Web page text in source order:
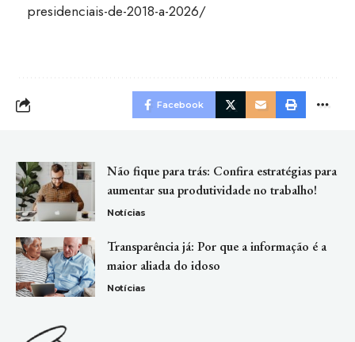
presidenciais-de-2018-a-2026/
Facebook
Não fique para trás: Confira estratégias para
aumentar sua produtividade no trabalho!
Notícias
Transparência já: Por que a informação é a
maior aliada do idoso
Notícias